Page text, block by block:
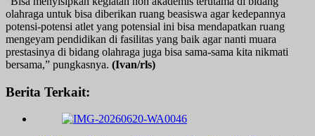
olahraga untuk bisa diberikan ruang beasiswa agar kedepannya
potensi-potensi atlet yang potensial ini bisa mendapatkan ruang
mengeyam pendidikan di fasilitas yang baik agar nanti muara
prestasinya di bidang olahraga juga bisa sama-sama kita nikmati
bersama,” pungkasnya. (Ivan/rls)
Berita Terkait: